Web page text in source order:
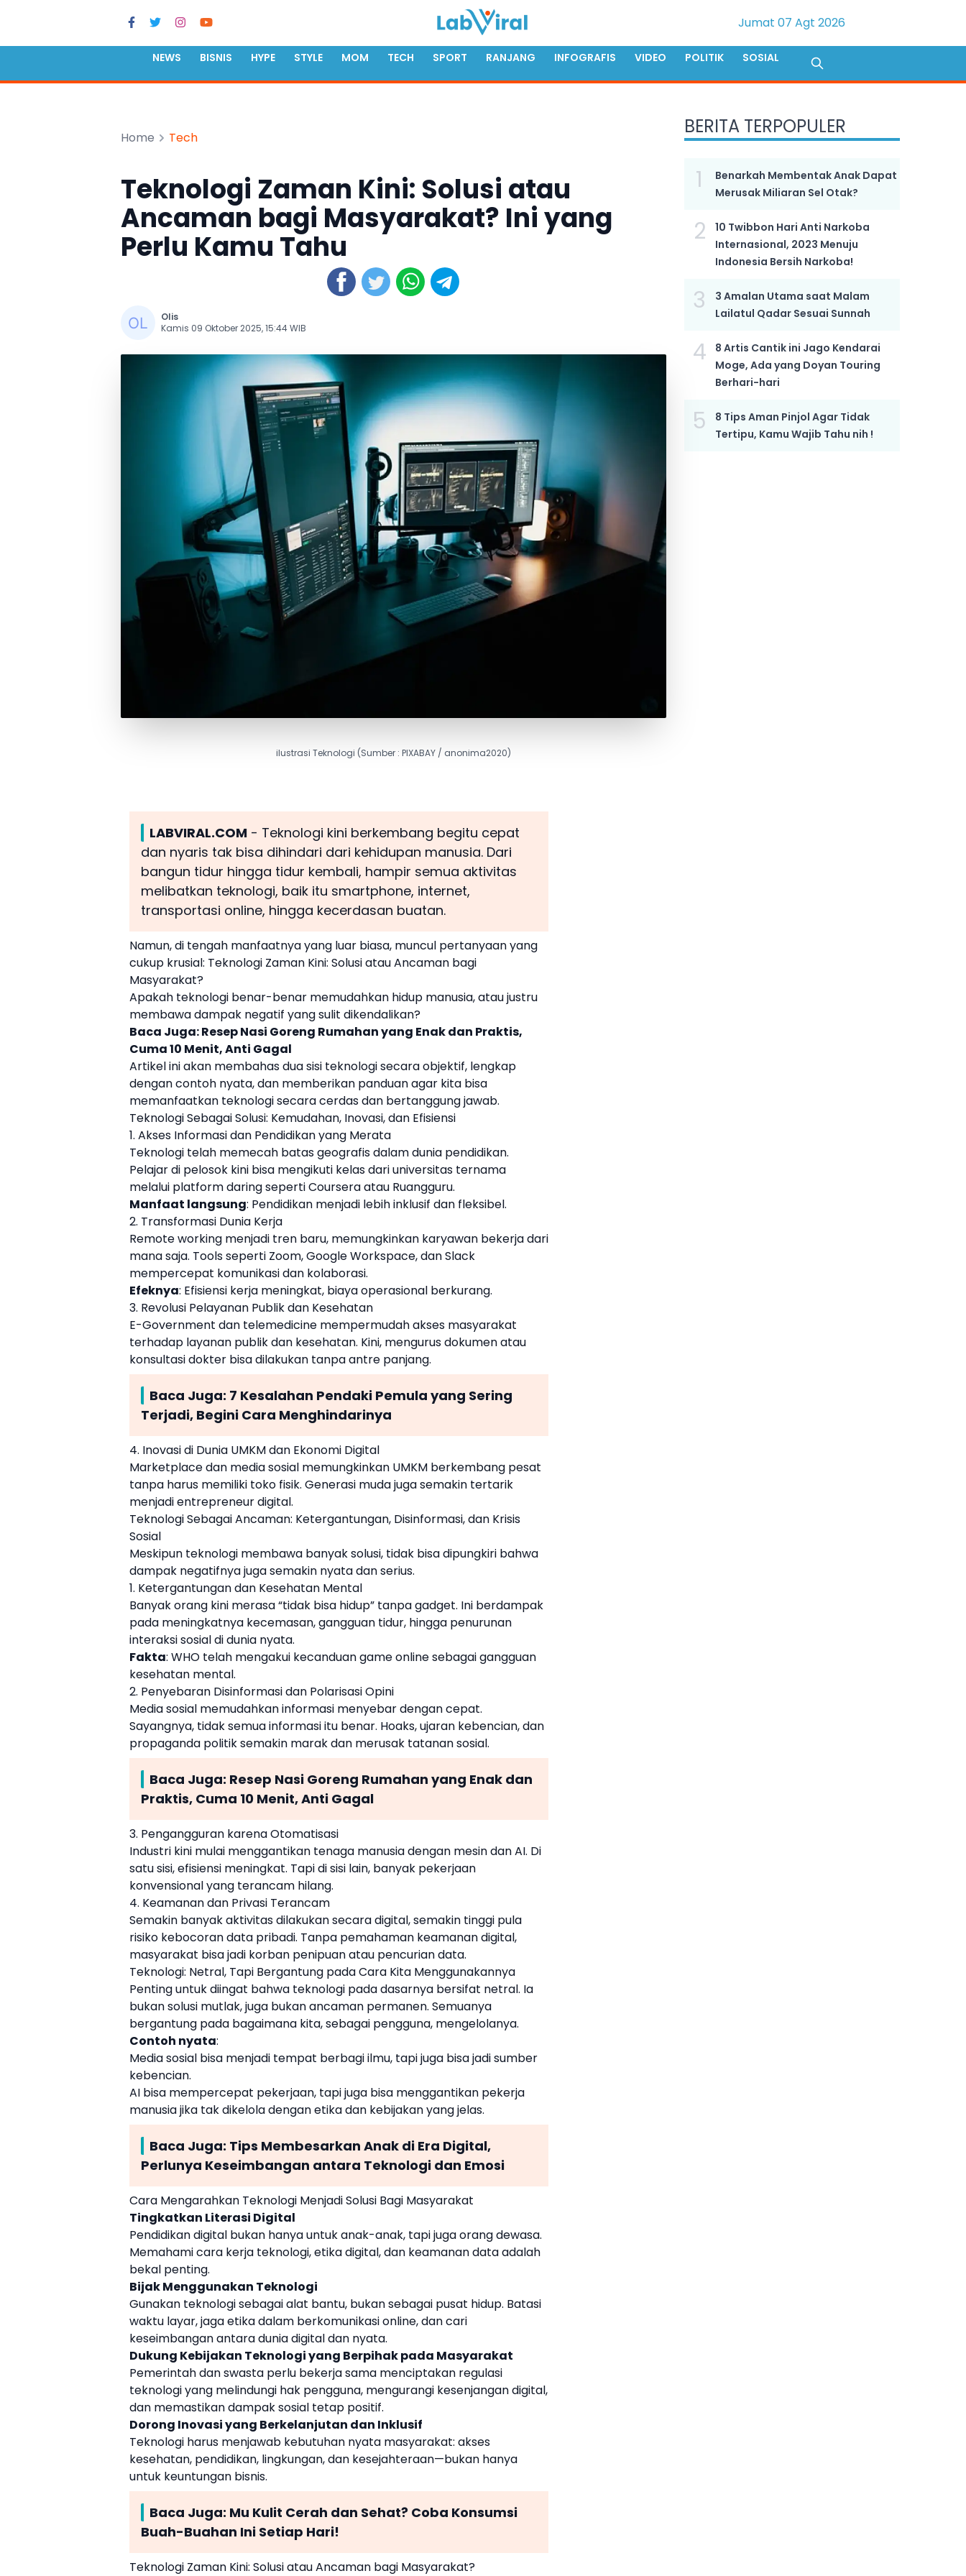
Jumat 07 Agt 2026
NEWS BISNIS HYPE STYLE MOM TECH SPORT RANJANG INFOGRAFIS VIDEO POLITIK SOSIAL
Home Tech
Teknologi Zaman Kini: Solusi atau
Ancaman bagi Masyarakat? Ini yang
Perlu Kamu Tahu
Olis
Kamis 09 Oktober 2025, 15:44 WIB
ilustrasi Teknologi (Sumber : PIXABAY / anonima2020)
LABVIRAL.COM - Teknologi kini berkembang begitu cepat
dan nyaris tak bisa dihindari dari kehidupan manusia. Dari
bangun tidur hingga tidur kembali, hampir semua aktivitas
melibatkan teknologi, baik itu smartphone, internet,
transportasi online, hingga kecerdasan buatan.
Namun, di tengah manfaatnya yang luar biasa, muncul pertanyaan yang
cukup krusial: Teknologi Zaman Kini: Solusi atau Ancaman bagi
Masyarakat?
Apakah teknologi benar-benar memudahkan hidup manusia, atau justru
membawa dampak negatif yang sulit dikendalikan?
Baca Juga:Resep Nasi Goreng Rumahan yang Enak dan Praktis,
Cuma 10 Menit, Anti Gagal
Artikel ini akan membahas dua sisi teknologi secara objektif, lengkap
dengan contoh nyata, dan memberikan panduan agar kita bisa
memanfaatkan teknologi secara cerdas dan bertanggung jawab.
Teknologi Sebagai Solusi: Kemudahan, Inovasi, dan Efisiensi
1. Akses Informasi dan Pendidikan yang Merata
Teknologi telah memecah batas geografis dalam dunia pendidikan.
Pelajar di pelosok kini bisa mengikuti kelas dari universitas ternama
melalui platform daring seperti Coursera atau Ruangguru.
Manfaat langsung: Pendidikan menjadi lebih inklusif dan fleksibel.
2. Transformasi Dunia Kerja
Remote working menjadi tren baru, memungkinkan karyawan bekerja dari
mana saja. Tools seperti Zoom, Google Workspace, dan Slack
mempercepat komunikasi dan kolaborasi.
Efeknya: Efisiensi kerja meningkat, biaya operasional berkurang.
3. Revolusi Pelayanan Publik dan Kesehatan
E-Government dan telemedicine mempermudah akses masyarakat
terhadap layanan publik dan kesehatan. Kini, mengurus dokumen atau
konsultasi dokter bisa dilakukan tanpa antre panjang.
Baca Juga: 7 Kesalahan Pendaki Pemula yang Sering
Terjadi, Begini Cara Menghindarinya
4. Inovasi di Dunia UMKM dan Ekonomi Digital
Marketplace dan media sosial memungkinkan UMKM berkembang pesat
tanpa harus memiliki toko fisik. Generasi muda juga semakin tertarik
menjadi entrepreneur digital.
Teknologi Sebagai Ancaman: Ketergantungan, Disinformasi, dan Krisis
Sosial
Meskipun teknologi membawa banyak solusi, tidak bisa dipungkiri bahwa
dampak negatifnya juga semakin nyata dan serius.
1. Ketergantungan dan Kesehatan Mental
Banyak orang kini merasa “tidak bisa hidup” tanpa gadget. Ini berdampak
pada meningkatnya kecemasan, gangguan tidur, hingga penurunan
interaksi sosial di dunia nyata.
Fakta: WHO telah mengakui kecanduan game online sebagai gangguan
kesehatan mental.
2. Penyebaran Disinformasi dan Polarisasi Opini
Media sosial memudahkan informasi menyebar dengan cepat.
Sayangnya, tidak semua informasi itu benar. Hoaks, ujaran kebencian, dan
propaganda politik semakin marak dan merusak tatanan sosial.
Baca Juga: Resep Nasi Goreng Rumahan yang Enak dan
Praktis, Cuma 10 Menit, Anti Gagal
3. Pengangguran karena Otomatisasi
Industri kini mulai menggantikan tenaga manusia dengan mesin dan AI. Di
satu sisi, efisiensi meningkat. Tapi di sisi lain, banyak pekerjaan
konvensional yang terancam hilang.
4. Keamanan dan Privasi Terancam
Semakin banyak aktivitas dilakukan secara digital, semakin tinggi pula
risiko kebocoran data pribadi. Tanpa pemahaman keamanan digital,
masyarakat bisa jadi korban penipuan atau pencurian data.
Teknologi: Netral, Tapi Bergantung pada Cara Kita Menggunakannya
Penting untuk diingat bahwa teknologi pada dasarnya bersifat netral. Ia
bukan solusi mutlak, juga bukan ancaman permanen. Semuanya
bergantung pada bagaimana kita, sebagai pengguna, mengelolanya.
Contoh nyata:
Media sosial bisa menjadi tempat berbagi ilmu, tapi juga bisa jadi sumber
kebencian.
AI bisa mempercepat pekerjaan, tapi juga bisa menggantikan pekerja
manusia jika tak dikelola dengan etika dan kebijakan yang jelas.
Baca Juga: Tips Membesarkan Anak di Era Digital,
Perlunya Keseimbangan antara Teknologi dan Emosi
Cara Mengarahkan Teknologi Menjadi Solusi Bagi Masyarakat
Tingkatkan Literasi Digital
Pendidikan digital bukan hanya untuk anak-anak, tapi juga orang dewasa.
Memahami cara kerja teknologi, etika digital, dan keamanan data adalah
bekal penting.
Bijak Menggunakan Teknologi
Gunakan teknologi sebagai alat bantu, bukan sebagai pusat hidup. Batasi
waktu layar, jaga etika dalam berkomunikasi online, dan cari
keseimbangan antara dunia digital dan nyata.
Dukung Kebijakan Teknologi yang Berpihak pada Masyarakat
Pemerintah dan swasta perlu bekerja sama menciptakan regulasi
teknologi yang melindungi hak pengguna, mengurangi kesenjangan digital,
dan memastikan dampak sosial tetap positif.
Dorong Inovasi yang Berkelanjutan dan Inklusif
Teknologi harus menjawab kebutuhan nyata masyarakat: akses
kesehatan, pendidikan, lingkungan, dan kesejahteraan—bukan hanya
untuk keuntungan bisnis.
Baca Juga: Mu Kulit Cerah dan Sehat? Coba Konsumsi
Buah-Buahan Ini Setiap Hari!
Teknologi Zaman Kini: Solusi atau Ancaman bagi Masyarakat?
BERITA TERPOPULER
1
Benarkah Membentak Anak Dapat
Merusak Miliaran Sel Otak?
2
10 Twibbon Hari Anti Narkoba
Internasional, 2023 Menuju
Indonesia Bersih Narkoba!
3
3 Amalan Utama saat Malam
Lailatul Qadar Sesuai Sunnah
4
8 Artis Cantik ini Jago Kendarai
Moge, Ada yang Doyan Touring
Berhari-hari
5
8 Tips Aman Pinjol Agar Tidak
Tertipu, Kamu Wajib Tahu nih !